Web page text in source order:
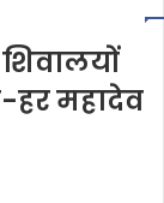
हर महादेव